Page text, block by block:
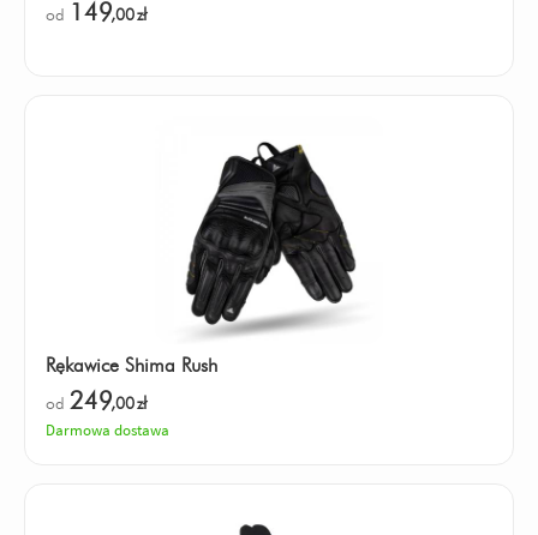
od 149,00zł
Rękawice Shima Rush
od 249,00zł
Darmowa dostawa